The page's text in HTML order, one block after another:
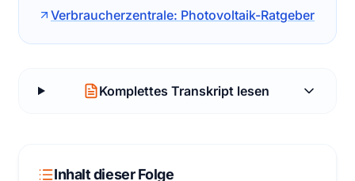
Verbraucherzentrale: Photovoltaik-Ratgeber
Komplettes Transkript lesen
Inhalt dieser Folge